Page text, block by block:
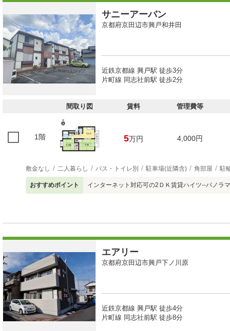
サニーアーバン
京都府京田辺市興戸和井田
近鉄京都線 興戸駅 徒歩3分
片町線 同志社前駅 徒歩2分
間取り図 賃料 管理費等
1階 5万円 4,000円
敷金なし 二人暮らし バス・トイレ別 駐車場(近隣含) 角部屋 駐
おすすめポイント インターネット対応可の2ＤＫ賃貸ハイツ--パノラ
エアリー
京都府京田辺市興戸下ノ川原
近鉄京都線 興戸駅 徒歩4分
片町線 同志社前駅 徒歩8分